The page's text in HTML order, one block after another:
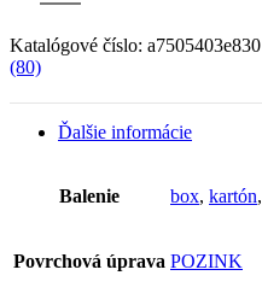
Katalógové číslo: a7505403e830
(80)
Ďalšie informácie
Balenie box, kartón,
Povrchová úprava POZINK